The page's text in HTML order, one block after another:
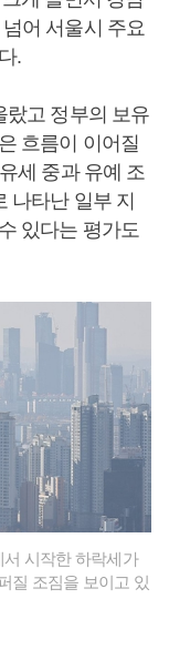
어 서울시 주요
.
랐고 정부의 보유
흐름이 이어질
세 중과 유예 조
나타난 일부 지
있다는 평가도
시작한 하락세가
질 조짐을 보이고 있